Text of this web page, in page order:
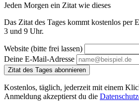
Jeden Morgen ein Zitat wie dieses
Das Zitat des Tages kommt kostenlos per
3 und 9 Uhr.
Website (bitte frei lassen)
Deine E-Mail-Adresse
Zitat des Tages abonnieren
Kostenlos, täglich, jederzeit mit einem
Anmeldung akzeptierst du die